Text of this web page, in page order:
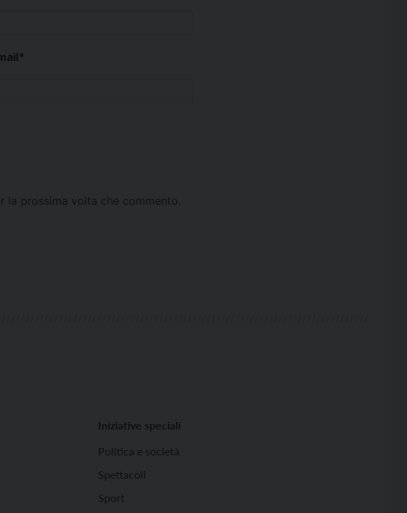
*
prossima volta che commento.
Iniziative speciali
Politica e società
Spettacoli
Sport